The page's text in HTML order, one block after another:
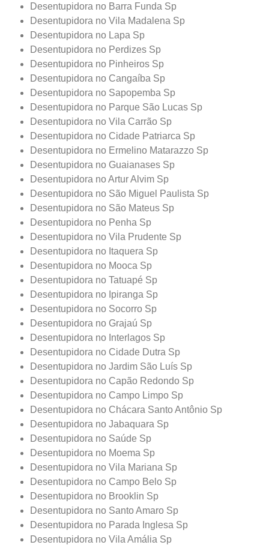
Desentupidora no Barra Funda Sp
Desentupidora no Vila Madalena Sp
Desentupidora no Lapa Sp
Desentupidora no Perdizes Sp
Desentupidora no Pinheiros Sp
Desentupidora no Cangaíba Sp
Desentupidora no Sapopemba Sp
Desentupidora no Parque São Lucas Sp
Desentupidora no Vila Carrão Sp
Desentupidora no Cidade Patriarca Sp
Desentupidora no Ermelino Matarazzo Sp
Desentupidora no Guaianases Sp
Desentupidora no Artur Alvim Sp
Desentupidora no São Miguel Paulista Sp
Desentupidora no São Mateus Sp
Desentupidora no Penha Sp
Desentupidora no Vila Prudente Sp
Desentupidora no Itaquera Sp
Desentupidora no Mooca Sp
Desentupidora no Tatuapé Sp
Desentupidora no Ipiranga Sp
Desentupidora no Socorro Sp
Desentupidora no Grajaú Sp
Desentupidora no Interlagos Sp
Desentupidora no Cidade Dutra Sp
Desentupidora no Jardim São Luís Sp
Desentupidora no Capão Redondo Sp
Desentupidora no Campo Limpo Sp
Desentupidora no Chácara Santo Antônio Sp
Desentupidora no Jabaquara Sp
Desentupidora no Saúde Sp
Desentupidora no Moema Sp
Desentupidora no Vila Mariana Sp
Desentupidora no Campo Belo Sp
Desentupidora no Brooklin Sp
Desentupidora no Santo Amaro Sp
Desentupidora no Parada Inglesa Sp
Desentupidora no Vila Amália Sp